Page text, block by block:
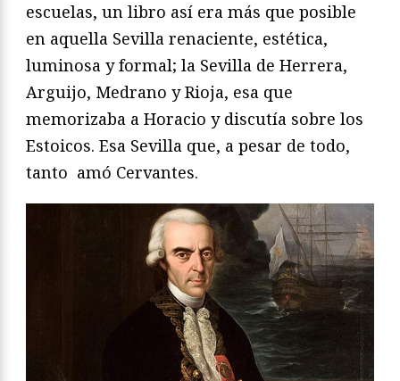
escuelas, un libro así era más que posible
en aquella Sevilla renaciente, estética,
luminosa y formal; la Sevilla de Herrera,
Arguijo, Medrano y Rioja, esa que
memorizaba a Horacio y discutía sobre los
Estoicos. Esa Sevilla que, a pesar de todo,
tanto amó Cervantes.